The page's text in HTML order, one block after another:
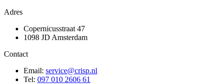
Adres
Copernicusstraat 47
1098 JD Amsterdam
Contact
Email: service@crisp.nl
Tel: 097 010 2606 61